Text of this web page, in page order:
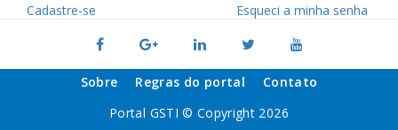
Cadastre-se Esqueci a minha senha
Sobre Regras do portal
Contato
Portal GSTI © Copyright 2026